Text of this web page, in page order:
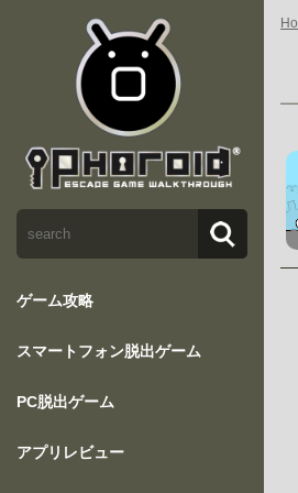
ゲーム攻略
スマートフォン脱出ゲーム
PC脱出ゲーム
アプリレビュー